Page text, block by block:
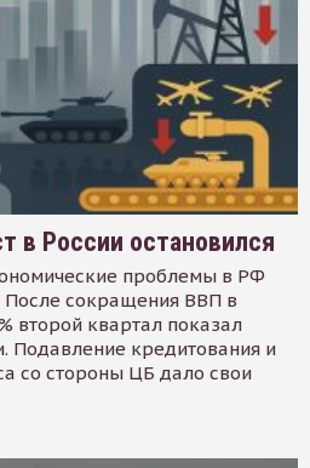
в России остановился
проблемы в РФ
После сокращения ВВП в
второй квартал показал
Подавление кредитования и
со стороны ЦБ дало свои